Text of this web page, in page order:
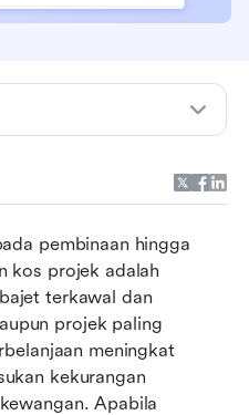
pembinaan hingga
kos projek adalah
terkawal dan
projek paling
meningkat
kekurangan
Apabila
projek penting
projek terbaik yang
penjejakan kos